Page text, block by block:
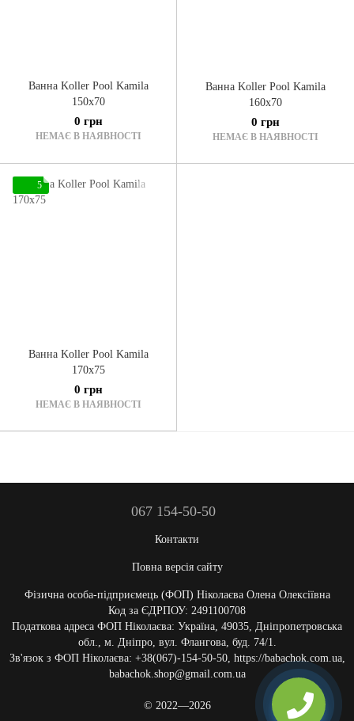
Ванна Koller Pool Kamila
150x70
0 грн
НЕМАЄ В НАЯВНОСТІ
Ванна Koller Pool Kamila
160x70
0 грн
НЕМАЄ В НАЯВНОСТІ
5
Ванна Koller Pool Kamila
170x75
0 грн
НЕМАЄ В НАЯВНОСТІ
067 154-50-50
Контакти
Повна версія сайту
Фізична особа-підприємець (ФОП) Ніколаєва Олена Олексіївна
Код за ЄДРПОУ: 2491100708
Податкова адреса ФОП Ніколаєва: Україна, 49035, Дніпропетровська
обл., м. Дніпро, вул. Флангова, буд. 74/1.
Зв'язок з ФОП Ніколаєва: +38(067)-154-50-50, https://babachok.com.ua,
babachok.shop@gmail.com.ua
© 2022—2026